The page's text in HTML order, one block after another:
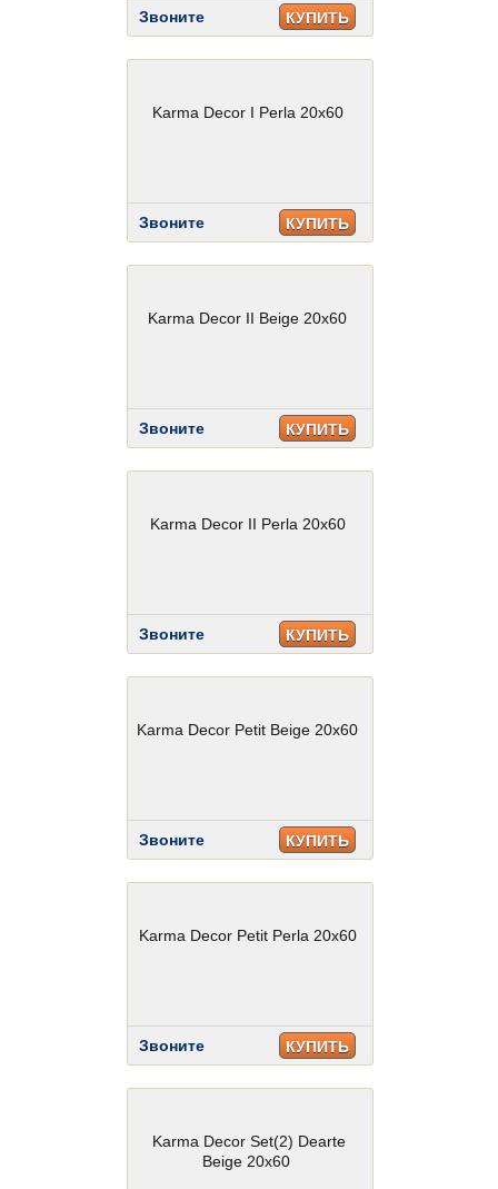
Звоните КУПИТЬ
Karma Decor I Perla 20x60
Звоните КУПИТЬ
Karma Decor II Beige 20x60
Звоните КУПИТЬ
Karma Decor II Perla 20x60
Звоните КУПИТЬ
Karma Decor Petit Beige 20x60
Звоните КУПИТЬ
Karma Decor Petit Perla 20x60
Звоните КУПИТЬ
Karma Decor Set(2) Dearte
Beige 20x60